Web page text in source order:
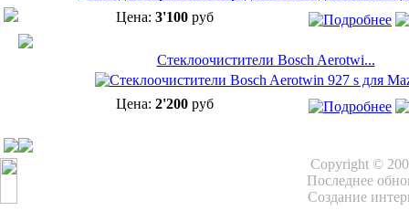
Цена: 3'100руб
Cтеклоочистители Bosch Aerotwi...
Цена: 2'200руб
Copyright ©
Последнее
Создание